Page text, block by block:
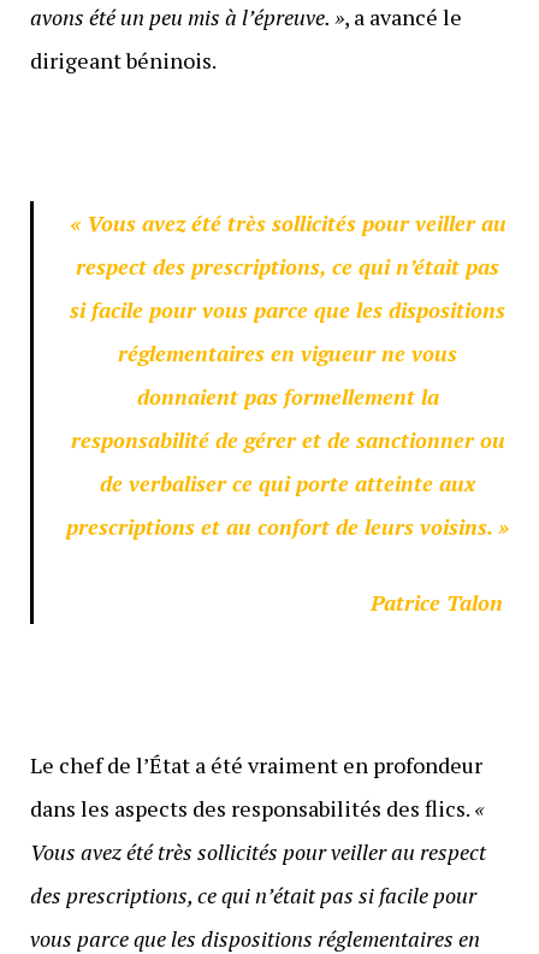
avons été un peu mis à l’épreuve. », a avancé le
dirigeant béninois.
« Vous avez été très sollicités pour veiller au
respect des prescriptions, ce qui n’était pas
si facile pour vous parce que les dispositions
réglementaires en vigueur ne vous
donnaient pas formellement la
responsabilité de gérer et de sanctionner ou
de verbaliser ce qui porte atteinte aux
prescriptions et au confort de leurs voisins. »
Patrice Talon
Le chef de l’État a été vraiment en profondeur
dans les aspects des responsabilités des flics. «
Vous avez été très sollicités pour veiller au respect
des prescriptions, ce qui n’était pas si facile pour
vous parce que les dispositions réglementaires en